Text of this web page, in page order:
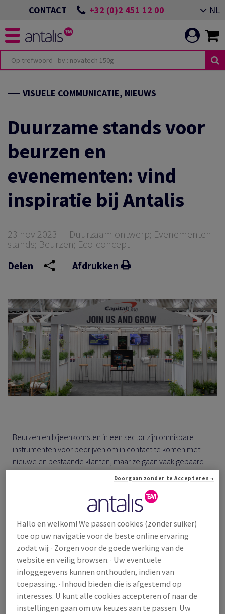
CONTACT +32 (0)2 451 12 00 NL
DUURZAME
GIESSENS
VISUELE COMMUNICATIE, NIEUWS
Duurzame stands voor
beurzen en
evenementen: vind
inspiratie bij Antalis
23 nov 2023 — Duurzaam ontwerp; Evenementen
stands; Beurzen; Eco-concept
Delen
Afdrukken
Beurzen en bijeenkomsten in een sector zijn onmisbare
instrumenten voor bedrijven om in contact te komen met
nieuwe en bestaande klanten, maar ze gaan vaak gepaard
met een hoge belasting voor het milieu. Volgens een
evenementenbranche jaarlijks ongeveer 1,2 miljard kg
kooldioxide uit en produceert het ongeveer 100.000 ton
afval dat wordt verbrand of naar stortplaatsen gaat. De
meeste goodiebags, het marketingmateriaal en zelfs de
stands belanden in de vuilnisbak. Dat hoeft niet zo te gaan.
De overstap naar duurzame materialen
Hallo en welkom! We passen cookies (zonder suiker)
toe op uw navigatie voor de beste online ervaring
zodat wij: · Zorgen voor de goede werking van de
website en veilig browsen. · Uw eventuele
inloggegevens kunnen onthouden, indien van
toepassing. · Inhoud bieden die is afgestemd op
interesses. U kunt alle cookies accepteren of naar de
instellingen gaan om uw keuzes aan te passen. Uw
Doorgaan zonder te Accepteren →